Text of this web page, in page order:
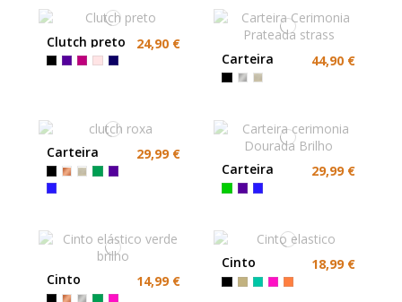
Clutch preto
24,90 €
Carteira
Cerimonia
Prateada
44,90 €
Carteira
cerimonia
roxo
metalizado
29,99 €
Carteira
cerimonia
Dourada
29,99 €
Cinto
elástico
14,99 €
Cinto
elastico
18,99 €